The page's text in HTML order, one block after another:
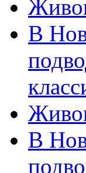
В
В